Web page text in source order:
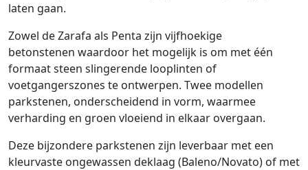
laten gaan.
Zowel de Zarafa als Penta zijn vijfhoekige
betonstenen waardoor het mogelijk is om met één
formaat steen slingerende looplinten of
voetgangerszones te ontwerpen. Twee modellen
parkstenen, onderscheidend in vorm, waarmee
verharding en groen vloeiend in elkaar overgaan.
Deze bijzondere parkstenen zijn leverbaar met een
kleurvaste ongewassen deklaag (Baleno/Novato) of met